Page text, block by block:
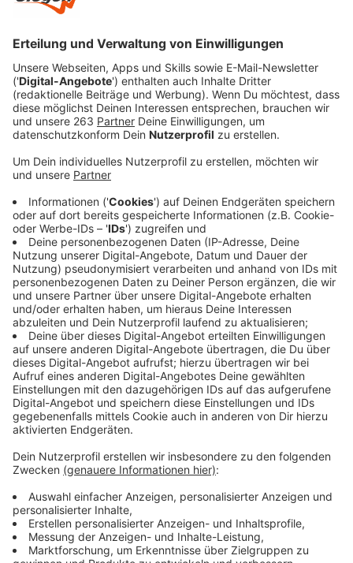
Veröffentlicht:
Anzeige
Dem Kreisgesundheitsamt wurden gestern 33 neue
Coronafälle gemeldet. Außerdem konnten sieben
Personen als genesen aus der Überwachung des
Kreisgesundheitsamtes entlassen werden.Von den
neuinfizierten Personen hatten fünf Kontakt zu einem
bereits bekannten Covid-19-Fall. Bei zehn Personen
wurde ein positiver Schnelltest durch einen PCR-Test
bestätigt. 16 Personenwurden mit Symptomen vom
Hausarzt positiv getestet, eine bei Aufnahme in ein
Krankenhaus bzw. in eine weitere Einrichtung, eine
weitere nach ihrer Rückkehr von einer Reise. Derzeit
befinden sich im Kreis Siegen-Wittgenstein 567
Personen in häuslicher Quarantäne. Seit Beginn der
Pandemie haben sich insgesamt 11.981 Personen aus
Siegen-Wittgenstein mit dem Coronavirus infiziert,
11.638 sind wieder genesen, 179 verstorben. Aktuell
infiziert sind 164 Personen. Derzeit müssen fünf
Personen aus Siegen-Wittgenstein im Krankenhaus
Die aktuelle7-Tages-Inzidenzfür den Kreis Siegen-
Wittgenstein liegt laut RKI bei36,5(Stand:
12.08.21/00:00).DerKreis Siegen-Wittgenstein
dasLand Nordrhein-Westfalenbefinden sich in
derInzidenzstufe „1“.